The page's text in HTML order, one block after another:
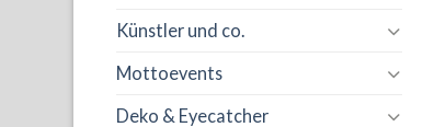
Künstler und co.
Mottoevents
Deko & Eyecatcher